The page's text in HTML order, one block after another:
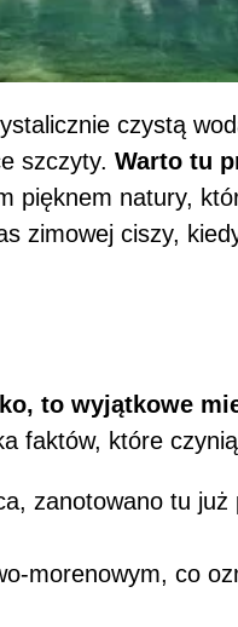
czystą
szczyty. Warto tu
pięknem natury,
zimowej ciszy,
to wyjątkowe
faktów, które
zanotowano tu już
morenowym, co